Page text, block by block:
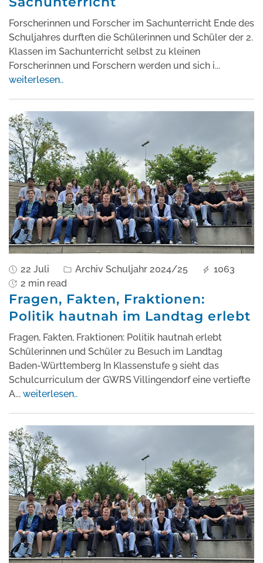
Forscherinnen und Forscher im Sachunterricht Ende des
Schuljahres durften die Schülerinnen und Schüler der 2.
Klassen im Sachunterricht selbst zu kleinen
Forscherinnen und Forschern werden und sich i...
weiterlesen..
22 Juli Archiv Schuljahr 2024/25
1063
2 min read
Fragen, Fakten, Fraktionen:
Politik hautnah im Landtag erlebt
Fragen, Fakten, Fraktionen: Politik hautnah erlebt
Schülerinnen und Schüler zu Besuch im Landtag
Baden-Württemberg In Klassenstufe 9 sieht das
Schulcurriculum der GWRS Villingendorf eine vertiefte
A... weiterlesen..